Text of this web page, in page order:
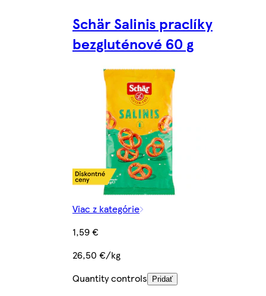
Schär Salinis praclíky
bezgluténové 60 g
Viac z kategórie
1,59 €
26,50 €/kg
Quantity controls
Pridať